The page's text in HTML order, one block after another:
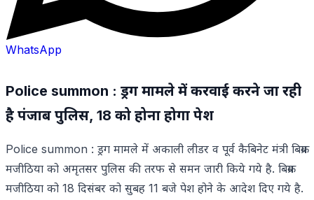
WhatsApp
Police summon : ड्रग मामले में करवाई करने जा रही
है पंजाब पुलिस, 18 को होना होगा पेश
Police summon : ड्रग मामले में अकाली लीडर व पूर्व कैबिनेट मंत्री बिक्रम
मजीठिया को अमृतसर पुलिस की तरफ से समन जारी किये गये है. बिक्रम
मजीठिया को 18 दिसंबर को सुबह 11 बजे पेश होने के आदेश दिए गये है.